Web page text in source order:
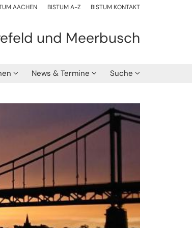
AACHEN BISTUM A-Z BISTUM KONTAKT
und Meerbusch
News & Termine Suche